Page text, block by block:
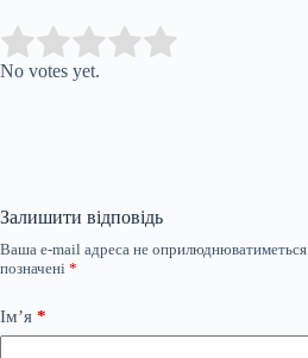
Rate this item:
No votes yet.
Залишити відповідь
Ваша e-mail адреса не оприлюднюватиметься.
позначені *
Ім’я *